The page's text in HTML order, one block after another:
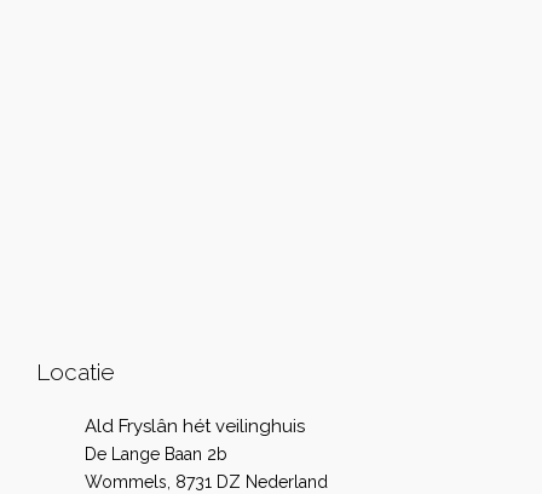
Locatie
Ald Fryslân hét veilinghuis
De Lange Baan 2b
Wommels 8731 DZ Nederland